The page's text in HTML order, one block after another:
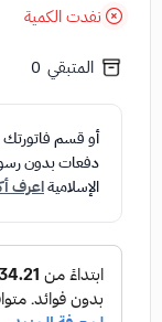
نفدت الكمية
المتبقي 0
أو قسم فاتورتك
دفعات بدون
الإسلاميةاعرف